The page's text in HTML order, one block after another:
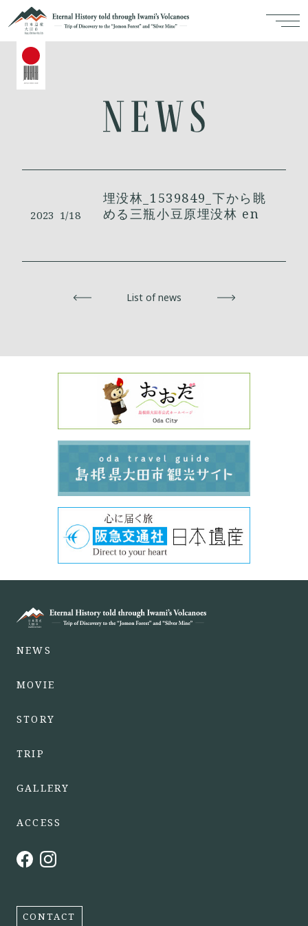
2023 1/18
埋没林_1539849_下から眺
める三瓶小豆原埋没林 en
List of news
NEWS
MOVIE
STORY
TRIP
GALLERY
ACCESS
CONTACT